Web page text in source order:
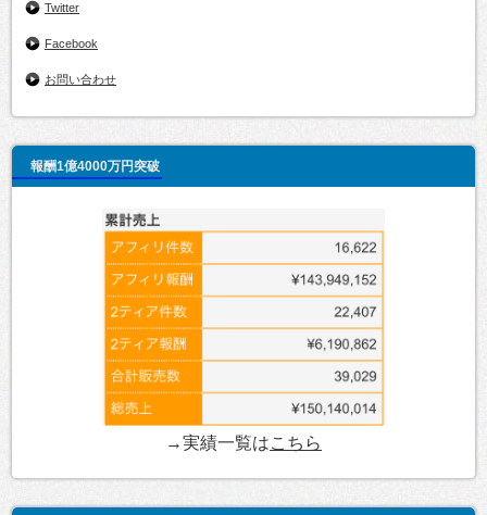
Twitter
Facebook
お問い合わせ
報酬1億4000万円突破
→実績一覧はこちら